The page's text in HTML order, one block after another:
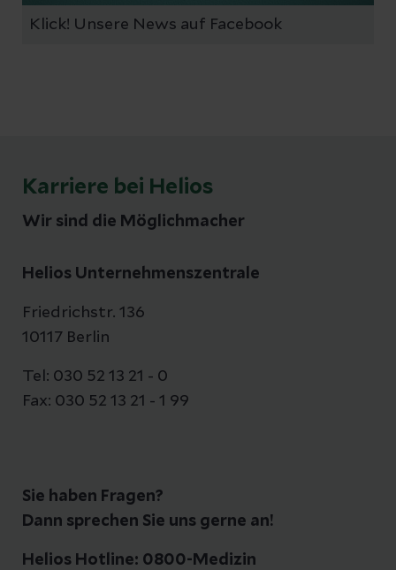
Klick! Unsere News auf Facebook
Karriere bei Helios
Wir sind die Möglichmacher
Helios Unternehmenszentrale
Friedrichstr. 136
10117 Berlin
Tel: 030 52 13 21 - 0
Fax: 030 52 13 21 - 1 99
Sie haben Fragen?
Dann sprechen Sie uns gerne an!
Helios Hotline: 0800-Medizin